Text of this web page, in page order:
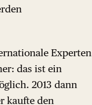
Experten
das ist ein
2013 dann
kaufte den